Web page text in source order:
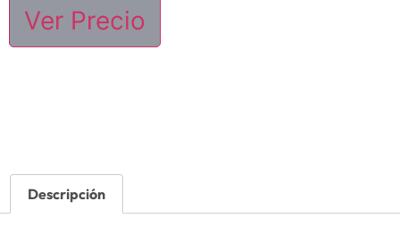
Ver Precio
Descripción